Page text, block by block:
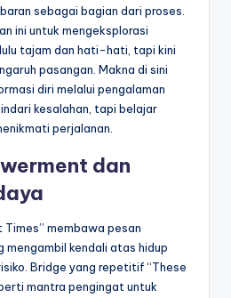
sebagai bagian dari proses.
ini untuk mengeksplorasi
tajam dan hati-hati, tapi kini
pasangan. Makna di sini
diri melalui pengalaman
kesalahan, tapi belajar
perjalanan.
dan
Times” membawa pesan
kendali atas hidup
Bridge yang repetitif “These
mantra pengingat untuk